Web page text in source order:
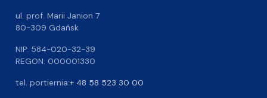
ul. prof. Marii Janion 7
80-309 Gdańsk
NIP: 584-020-32-39
REGON: 000001330
tel. portiernia:+ 48 58 523 30 00